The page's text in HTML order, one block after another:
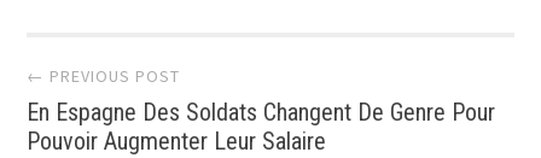
Post navigation
← PREVIOUS POST
En Espagne Des Soldats Changent De Genre Pour
Pouvoir Augmenter Leur Salaire